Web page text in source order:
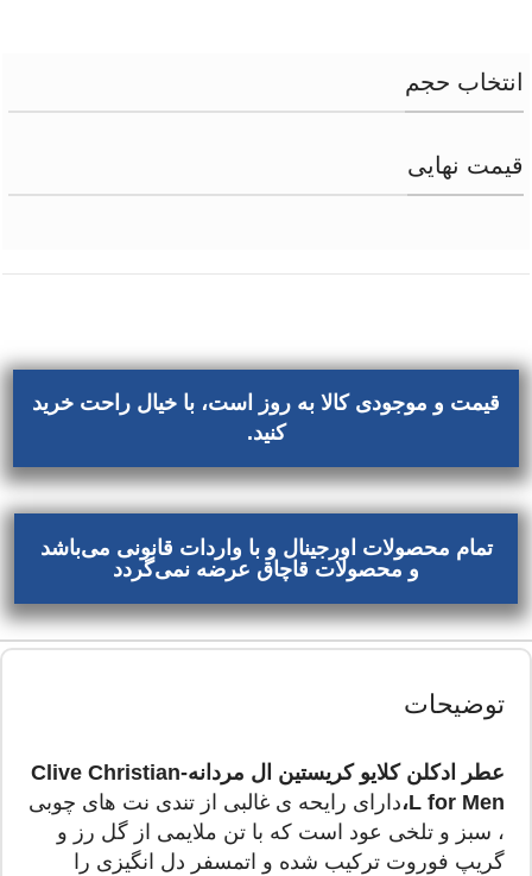
انتخاب حجم
قیمت نهایی
قیمت و موجودی کالا به روز است، با خیال راحت خرید
کنید.
تمام محصولات اورجینال و با واردات قانونی می‌باشد
و محصولات قاچاق عرضه نمی‌گردد
توضیحات
عطر ادکلن کلایو کریستین ال مردانه-Clive Christian
L for Men، دارای رایحه ی غالبی از تندی نت های چوبی
، سبز و تلخی عود است که با تن ملایمی از گل رز و
گریپ فوروت ترکیب شده و اتمسفر دل انگیزی را